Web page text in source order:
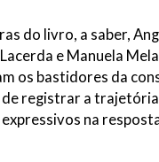
do livro, a saber,
e Manuela
os bastidores da
registrar a trajetória
na